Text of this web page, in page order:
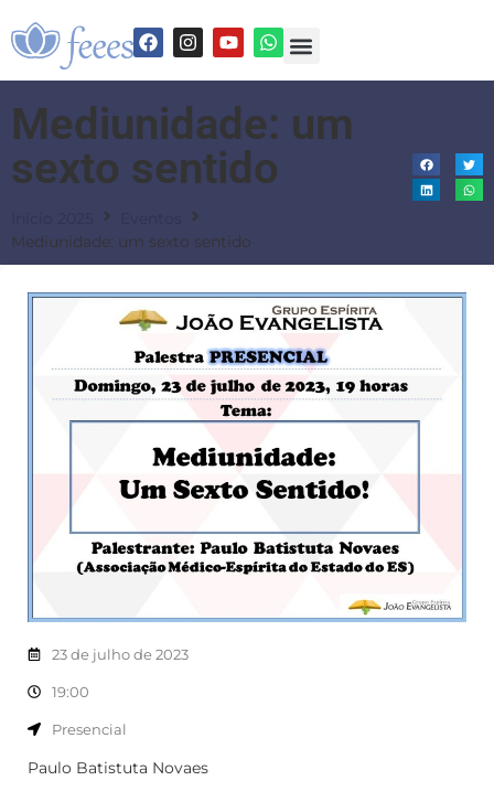
Mediunidade: um
sexto sentido
Mediunidade: um sexto sentido
23 de julho de 2023
19:00
Presencial
Paulo Batistuta Novaes